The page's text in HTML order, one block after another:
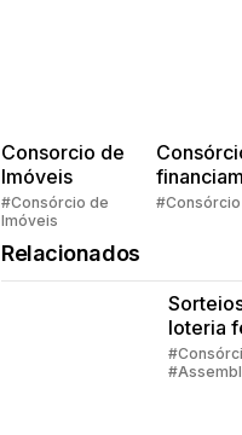
Consorcio de
Imóveis
#Consórcio de
Imóveis
Quem
#Consórcio
Relacionados
loteria
quando